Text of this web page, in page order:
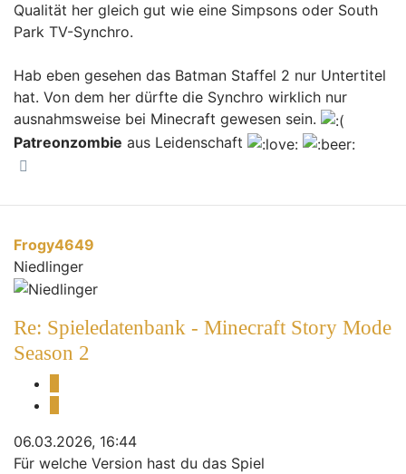
Qualität her gleich gut wie eine Simpsons oder South
Park TV-Synchro.
Hab eben gesehen das Batman Staffel 2 nur Untertitel
hat. Von dem her dürfte die Synchro wirklich nur
ausnahmsweise bei Minecraft gewesen sein.
Patreonzombie aus Leidenschaft
Frogy4649
Niedlinger
Re: Spieledatenbank - Minecraft Story Mode
Season 2
06.03.2026, 16:44
Für welche Version hast du das Spiel